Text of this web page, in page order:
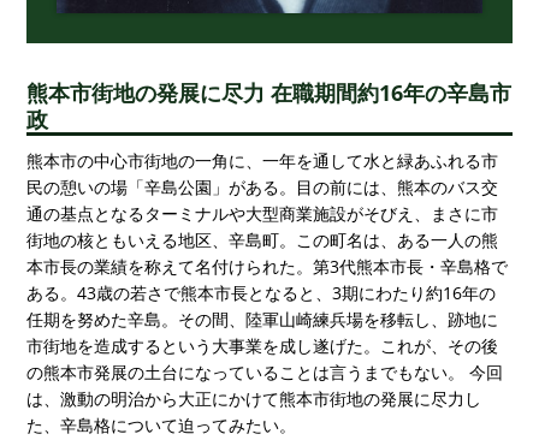
熊本市街地の発展に尽力 在職期間約16年の辛島市
政
熊本市の中心市街地の一角に、一年を通して水と緑あふれる市
民の憩いの場「辛島公園」がある。目の前には、熊本のバス交
通の基点となるターミナルや大型商業施設がそびえ、まさに市
街地の核ともいえる地区、辛島町。この町名は、ある一人の熊
本市長の業績を称えて名付けられた。第3代熊本市長・辛島格で
ある。43歳の若さで熊本市長となると、3期にわたり約16年の
任期を努めた辛島。その間、陸軍山崎練兵場を移転し、跡地に
市街地を造成するという大事業を成し遂げた。これが、その後
の熊本市発展の土台になっていることは言うまでもない。 今回
は、激動の明治から大正にかけて熊本市街地の発展に尽力し
た、辛島格について迫ってみたい。